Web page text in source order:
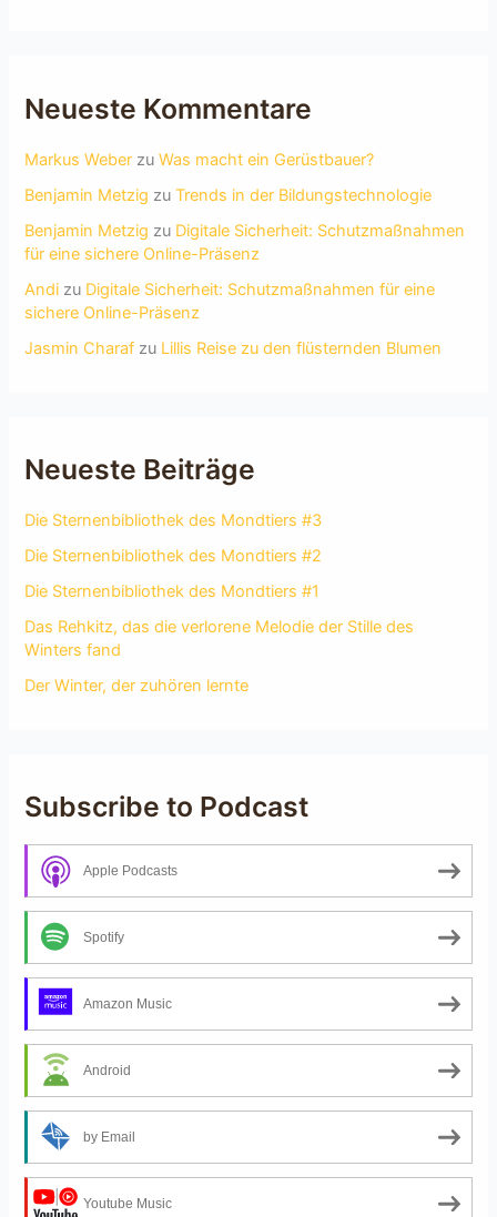
Neueste Kommentare
Markus Weber zuWas macht ein Gerüstbauer?
Benjamin Metzig zuTrends in der Bildungstechnologie
Benjamin Metzig zu Digitale Sicherheit: Schutzmaßnahmen
für eine sichere Online-Präsenz
Andi zu Digitale Sicherheit: Schutzmaßnahmen für eine
sichere Online-Präsenz
Jasmin Charaf zu Lillis Reise zu den flüsternden Blumen
Neueste Beiträge
Die Sternenbibliothek des Mondtiers #3
Die Sternenbibliothek des Mondtiers #2
Die Sternenbibliothek des Mondtiers #1
Das Rehkitz, das die verlorene Melodie der Stille des
Winters fand
Der Winter, der zuhören lernte
Subscribe to Podcast
Apple Podcasts
Spotify
Amazon Music
Android
by Email
Youtube Music